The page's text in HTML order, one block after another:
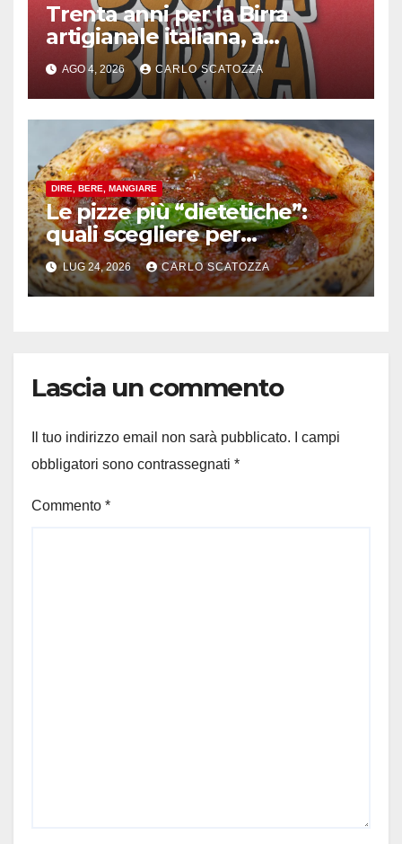
Trenta anni per la Birra
artigianale italiana, a
Pomigliano d’arco evento
celebrativo con birra speciale
AGO 4, 2026 CARLO SCATOZZA
DIRE, BERE, MANGIARE
Le pizze più “dietetiche”:
quali scegliere per
contenere le calorie senza
rinunciare al gusto
LUG 24, 2026 CARLO SCATOZZA
Lascia un commento
Il tuo indirizzo email non sarà pubblicato.
I campi
obbligatori sono contrassegnati *
Commento *